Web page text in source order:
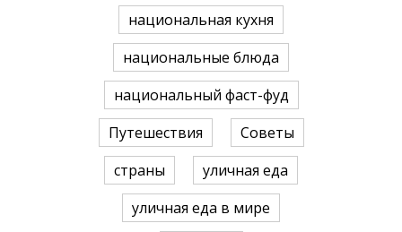
национальная кухня
национальные блюда
национальный фаст-фуд
Путешествия
Советы
страны
уличная еда
уличная еда в мире